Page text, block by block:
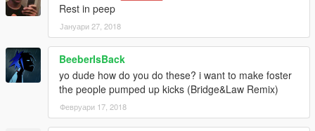
Rest in peep
Јануари 27, 2018
BeeberIsBack
yo dude how do you do these? i want to make foster
the people pumped up kicks (Bridge&Law Remix)
Февруари 17, 2018